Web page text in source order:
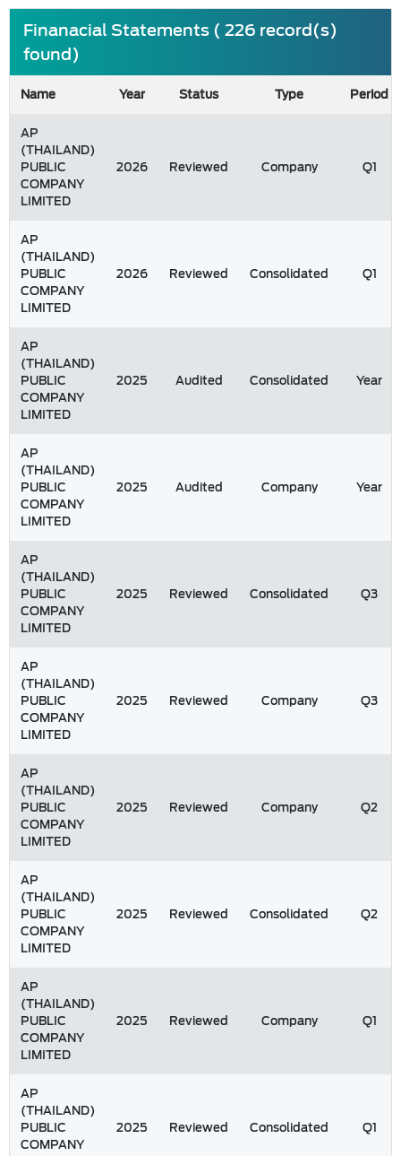
Finanacial Statements ( 226 record(s)
found)
Name Year Status Type
Period
AP
(THAILAND)
PUBLIC
COMPANY
LIMITED
2026 Reviewed Company Q1
AP
(THAILAND)
PUBLIC
COMPANY
LIMITED
2026 Reviewed Consolidated Q1
AP
(THAILAND)
PUBLIC
COMPANY
LIMITED
2025 Audited Consolidated Year
AP
(THAILAND)
PUBLIC
COMPANY
LIMITED
2025 Audited Company Year
AP
(THAILAND)
PUBLIC
COMPANY
LIMITED
2025 Reviewed Consolidated Q3
AP
(THAILAND)
PUBLIC
COMPANY
LIMITED
2025 Reviewed Company Q3
AP
(THAILAND)
PUBLIC
COMPANY
LIMITED
2025 Reviewed Company Q2
AP
(THAILAND)
PUBLIC
COMPANY
LIMITED
2025 Reviewed Consolidated Q2
AP
(THAILAND)
PUBLIC
COMPANY
LIMITED
2025 Reviewed Company Q1
AP
(THAILAND)
PUBLIC
COMPANY
2025 Reviewed Consolidated Q1